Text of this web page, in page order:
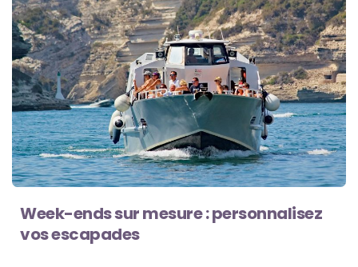
Week-ends sur mesure : personnalisez
vos escapades